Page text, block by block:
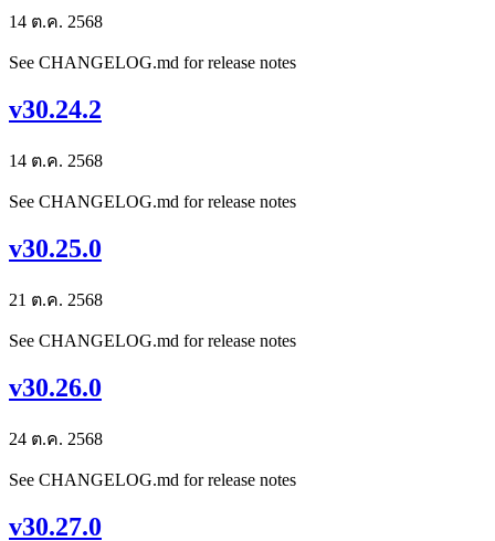
14 ต.ค. 2568
See CHANGELOG.md for release notes
v30.24.2
14 ต.ค. 2568
See CHANGELOG.md for release notes
v30.25.0
21 ต.ค. 2568
See CHANGELOG.md for release notes
v30.26.0
24 ต.ค. 2568
See CHANGELOG.md for release notes
v30.27.0